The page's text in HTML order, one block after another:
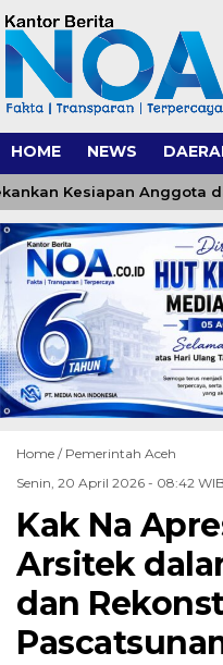
HOME NEWS
Kesiapan Anggota dan
Home / Pemerintah Aceh
Senin, 20 April 2026 - 08:42 WIB
Kak Na
Arsitek
dan